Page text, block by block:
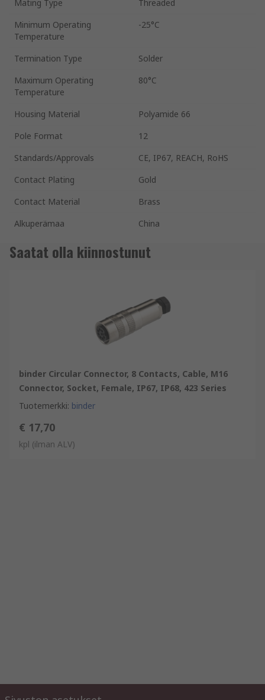
Mating Type
Threaded
Minimum Operating
Temperature
-25°C
Termination Type
Solder
Maximum Operating
Temperature
80°C
Housing Material
Polyamide 66
Pole Format
12
Standards/Approvals
CE, IP67, REACH, RoHS
Contact Plating
Gold
Contact Material
Brass
Alkuperämaa
China
Saatat olla kiinnostunut
binder Circular Connector, 8 Contacts, Cable, M16
Connector, Socket, Female, IP67, IP68, 423 Series
Tuotemerkki: binder
€ 17,70
kpl (ilman ALV)